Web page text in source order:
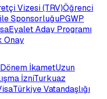
Vizesi (TRV)Öğrenci
SponsorluğuPGWP
Eyalet Aday Programı
Onay
Dönem İkametUzun
İzniTurkuaz
Türkiye Vatandaşlığı